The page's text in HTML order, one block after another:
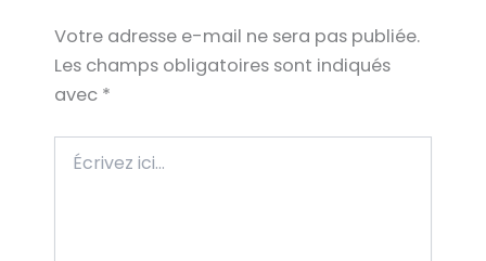
Votre adresse e-mail ne sera pas publiée.
Les champs obligatoires sont indiqués
avec *
ici…